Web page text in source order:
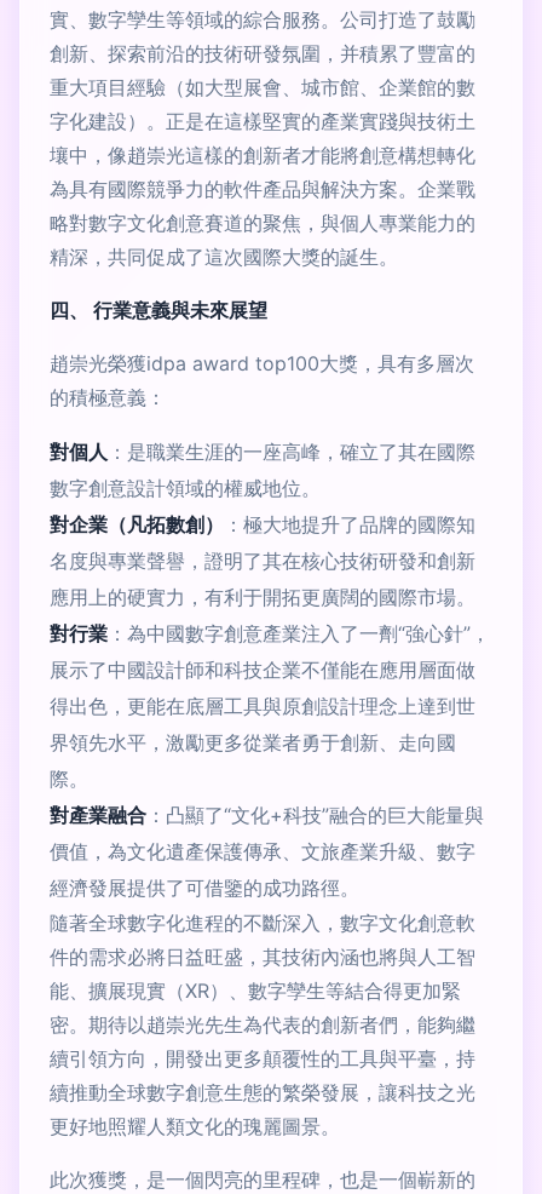
實、數字孿生等領域的綜合服務。公司打造了鼓勵
創新、探索前沿的技術研發氛圍，并積累了豐富的
重大項目經驗（如大型展會、城市館、企業館的數
字化建設）。正是在這樣堅實的產業實踐與技術土
壤中，像趙崇光這樣的創新者才能將創意構想轉化
為具有國際競爭力的軟件產品與解決方案。企業戰
略對數字文化創意賽道的聚焦，與個人專業能力的
精深，共同促成了這次國際大獎的誕生。
四、 行業意義與未來展望
趙崇光榮獲idpa award top100大獎，具有多層次
的積極意義：
對個人 ：是職業生涯的一座高峰，確立了其在國際
數字創意設計領域的權威地位。
對企業（凡拓數創）
：極大地提升了品牌的國際知
名度與專業聲譽，證明了其在核心技術研發和創新
應用上的硬實力，有利于開拓更廣闊的國際市場。
對行業 ：為中國數字創意產業注入了一劑“強心針”，
展示了中國設計師和科技企業不僅能在應用層面做
得出色，更能在底層工具與原創設計理念上達到世
界領先水平，激勵更多從業者勇于創新、走向國
際。
對產業融合 ：凸顯了“文化+科技”融合的巨大能量與
價值，為文化遺產保護傳承、文旅產業升級、數字
經濟發展提供了可借鑒的成功路徑。
隨著全球數字化進程的不斷深入，數字文化創意軟
件的需求必將日益旺盛，其技術內涵也將與人工智
能、擴展現實（XR）、數字孿生等結合得更加緊
密。期待以趙崇光先生為代表的創新者們，能夠繼
續引領方向，開發出更多顛覆性的工具與平臺，持
續推動全球數字創意生態的繁榮發展，讓科技之光
更好地照耀人類文化的瑰麗圖景。
此次獲獎，是一個閃亮的里程碑，也是一個嶄新的